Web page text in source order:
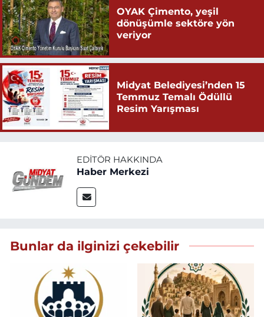
OYAK Çimento, yeşil
dönüşümle sektöre yön
veriyor
Midyat Belediyesi’nden 15
Temmuz Temalı Ödüllü
Resim Yarışması
EDITÖR HAKKINDA
Haber Merkezi
Bunlar da ilginizi çekebilir